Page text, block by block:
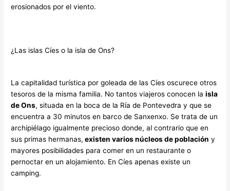
erosionados por el viento.
¿Las islas Cíes o la isla de Ons?
La capitalidad turística por goleada de las Cíes oscurece otros
tesoros de la misma familia. No tantos viajeros conocen laisla
de Ons, situada en la boca de la Ría de Pontevedra y que se
encuentra a 30 minutos en barco de Sanxenxo. Se trata de un
archipiélago igualmente precioso donde, al contrario que en
sus primas hermanas, existen varios núcleos de población y
mayores posibilidades para comer en un restaurante o
pernoctar en un alojamiento. En Cíes apenas existe un
camping.